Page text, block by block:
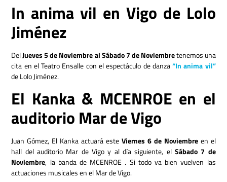
In anima vil en Vigo de Lolo
Jiménez
DelJueves 5 de Noviembre al Sábado 7 de Noviembretenemos una
cita en el Teatro Ensalle con el espectáculo de danza“In anima vil”
de Lolo Jiménez.
El Kanka & MCENROE en el
auditorio Mar de Vigo
Juan Gómez, El Kanka actuará este Viernes 6 de Noviembreen el
hall del auditorio Mar de Vigo y al día siguiente, el Sábado 7 de
Noviembre, la banda de MCENROE . Si todo va bien vuelven las
actuaciones musicales en el Mar de Vigo.